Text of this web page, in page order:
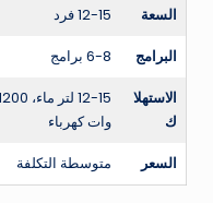
السعة 12-15 فرد
البرامج 6-8 برامج
الاستهلا
ك
وات كهرباء
السعر متوسطة التكلفة